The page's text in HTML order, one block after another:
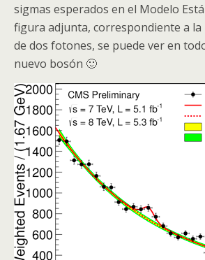
sigmas esperados en el Modelo
figura adjunta, correspondiente a la
de dos fotones, se puede ver en
nuevo bosón 🙂